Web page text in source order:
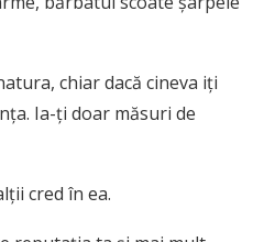
chiar dacă cineva iţi
Ia-ţi doar măsuri de
cred în ea.